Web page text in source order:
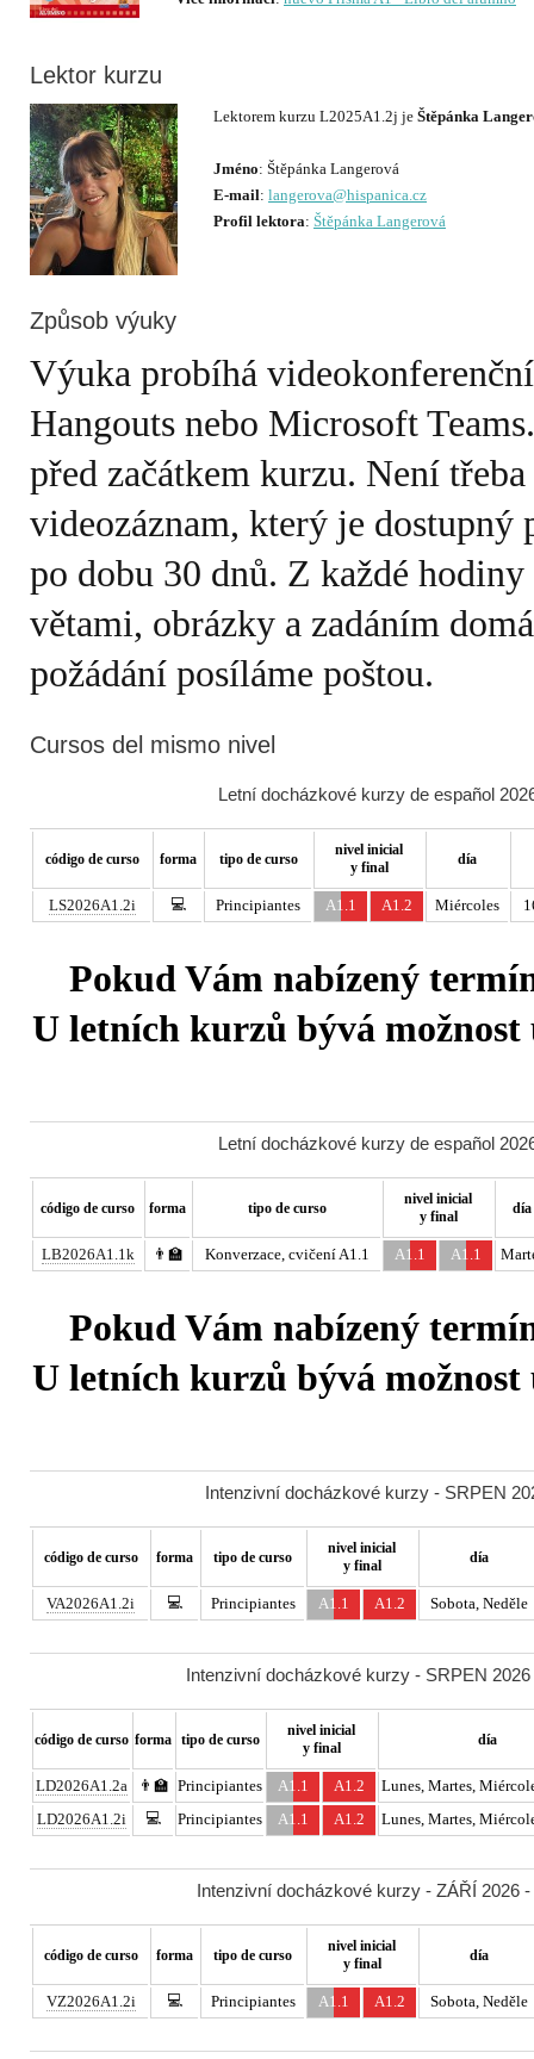
Lektor kurzu
Lektorem kurzu L2025A1.2j je Štěpánka
Jméno
E-mail: langerova@hispanica.cz
Profil lektora: Štěpánka Langerová
Způsob výuky
Výuka probíhá
Hangouts nebo Microsoft
před začátkem kurzu. Není
videozáznam, který je dostupný
po dobu 30 dnů. Z každé
větami, obrázky a zadáním
požádání posíláme poštou.
Cursos del mismo nivel
Letní docházkové kurzy de español
código de curso forma tipo de curso
nivel inicial
y final
día
LS2026A1.2i 💻 Principiantes A1.1 A1.2 Miércoles
Pokud Vám nabízený
U letních kurzů bývá
Letní docházkové kurzy de español
código de curso forma tipo de curso
nivel inicial
y final
día
LB2026A1.1k 👨‍🏫 Konverzace, cvičení A1.1 A1.1 A1.1
Pokud Vám nabízený
U letních kurzů bývá
Intenzivní docházkové kurzy - SRPEN
código de curso forma tipo de curso
nivel inicial
y final
día
VA2026A1.2i 💻 Principiantes A1.1 A1.2 Sobota, Neděle
Intenzivní docházkové kurzy - SRPEN
código de curso forma tipo de curso
nivel inicial
y final
día
LD2026A1.2a 👨‍🏫 Principiantes A1.1 A1.2
Lunes, Martes,
LD2026A1.2i
💻 Principiantes A1.1 A1.2 Lunes, Martes,
Intenzivní docházkové kurzy - ZÁŘÍ 2026
código de curso forma tipo de curso
nivel inicial
y final
día
VZ2026A1.2i 💻 Principiantes A1.1 A1.2 Sobota, Neděle